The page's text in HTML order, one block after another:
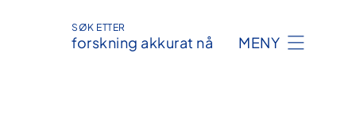
SØK ETTER
forskning akkurat nå MENY